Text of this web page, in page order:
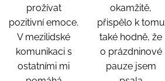
prožívat
pozitivní emoce.
V mezilidské
komunikaci s
ostatními mi
okamžitě,
přispělo k tomu
také hodně, že
o prázdninové
pauze jsem